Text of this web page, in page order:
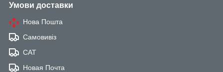
Умови доставки
Нова Пошта
Самовивіз
САТ
Новая Почта